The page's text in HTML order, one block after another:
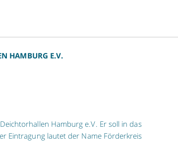
HAMBURG E.V.
Hamburg e.V. Er soll in das
Eintragung lautet der Name Förderkreis